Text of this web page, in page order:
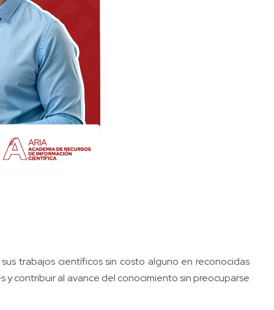
trabajos científicos sin costo alguno en reconocidas
y contribuir al avance del conocimiento sin preocuparse